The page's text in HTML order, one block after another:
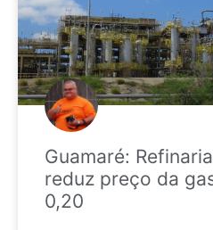
Guamaré:
reduz preço da
0,20